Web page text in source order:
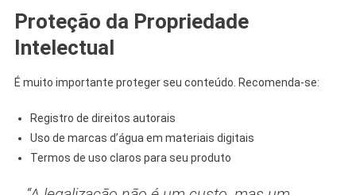
Proteção da Propriedade
Intelectual
É muito importante proteger seu conteúdo. Recomenda-se:
Registro de direitos autorais
Uso de marcas d’água em materiais digitais
Termos de uso claros para seu produto